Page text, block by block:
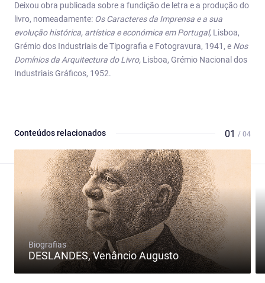
Deixou obra publicada sobre a fundição de letra e a produção do
livro, nomeadamente: Os Caracteres da Imprensa e a sua
evolução histórica, artística e económica em Portugal, Lisboa,
Grémio dos Industriais de Tipografia e Fotogravura, 1941, e Nos
Domínios da Arquitectura do Livro, Lisboa, Grémio Nacional dos
Industriais Gráficos, 1952.
Conteúdos relacionados 01 / 04
Biografias
DESLANDES, Venâncio Augusto